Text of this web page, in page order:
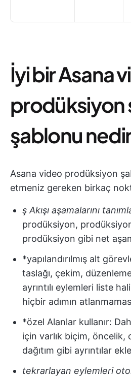
İyi bir Asana
prodüksiyon
şablonu
Asana video prodüksiyon
etmeniz gereken birkaç
ş Akışı aşamalarını
prodüksiyon,
prodüksiyon gibi net
*yapılandırılmış alt
taslağı, çekim,
ayrıntılı eylemleri liste
hiçbir adımın
*özel Alanlar kullanır:
için varlık biçim, öncelik,
dağıtım gibi ayrıntılar
tekrarlayan eylemleri